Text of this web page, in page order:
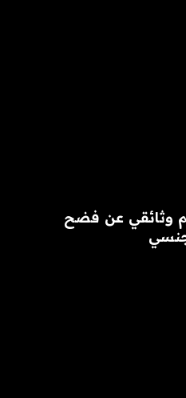
وثائقي عن فضح